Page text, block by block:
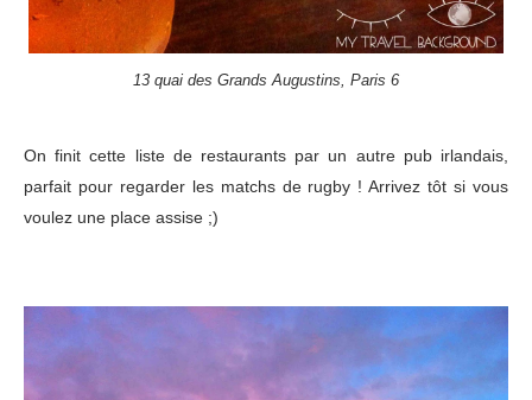
13 quai des Grands Augustins, Paris 6
On finit cette liste de restaurants par un autre pub irlandais,
parfait pour regarder les matchs de rugby ! Arrivez tôt si vous
voulez une place assise ;)